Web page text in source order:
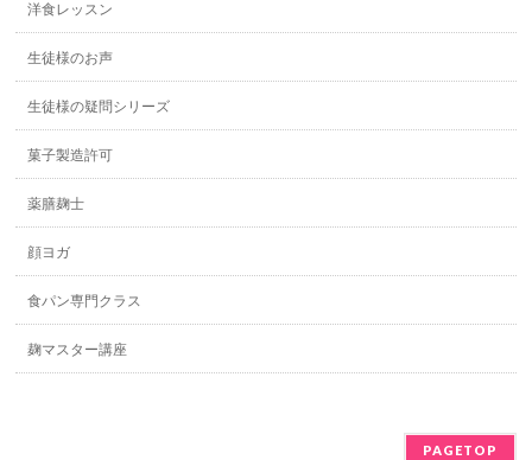
洋食レッスン
生徒様のお声
生徒様の疑問シリーズ
菓子製造許可
薬膳麹士
顔ヨガ
食パン専門クラス
麹マスター講座
PAGETOP